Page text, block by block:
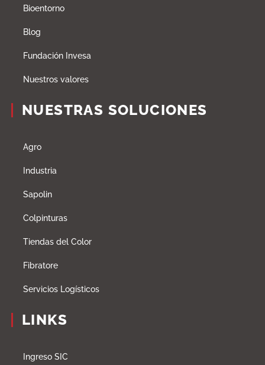
Bioentorno
Blog
Fundación Invesa
Nuestros valores
NUESTRAS SOLUCIONES
Agro
Industria
Sapolin
Colpinturas
Tiendas del Color
Fibratore
Servicios Logísticos
LINKS
Ingreso SIC